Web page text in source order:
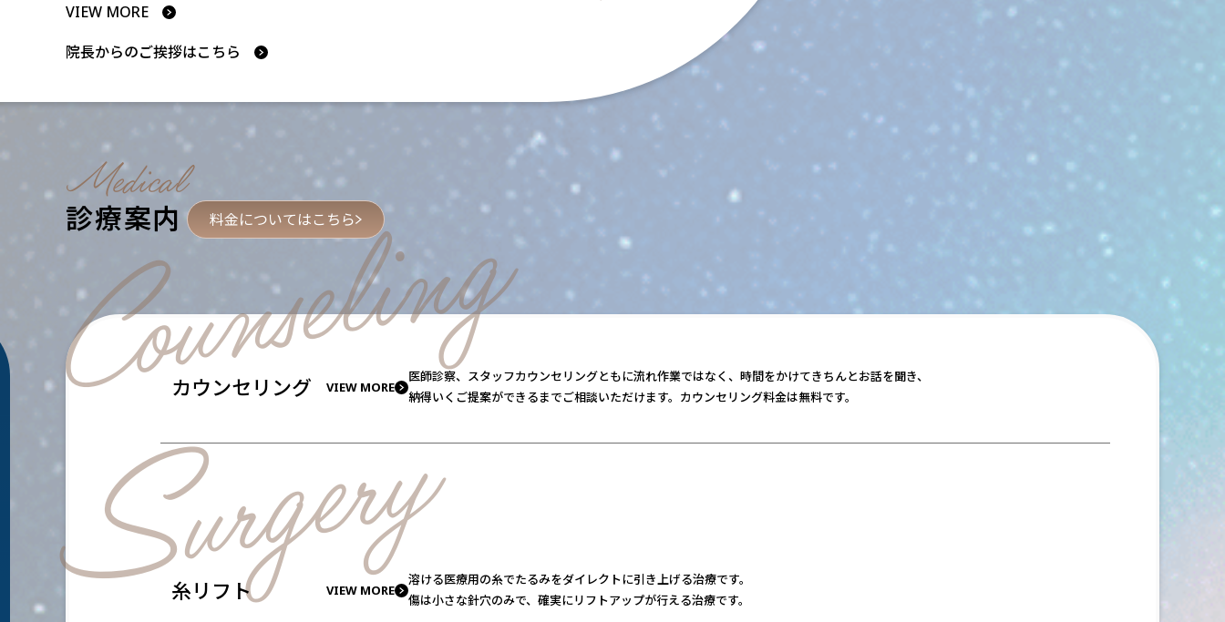
VIEW MORE
院長からのご挨拶はこちら
Medical
診療案内 料金についてはこちら
Counseling
カウンセリング VIEW MORE
医師診察、スタッフカウンセリングともに流れ作業ではなく、時間をかけてきちんとお話を聞き、
納得いくご提案ができるまでご相談いただけます。 カウンセリング料金は無料です。
Surgery
糸リフト VIEW MORE
溶ける医療用の糸でたるみをダイレクトに引き上げる治療です。
傷は小さな針穴のみで、確実にリフトアップが行える治療です。